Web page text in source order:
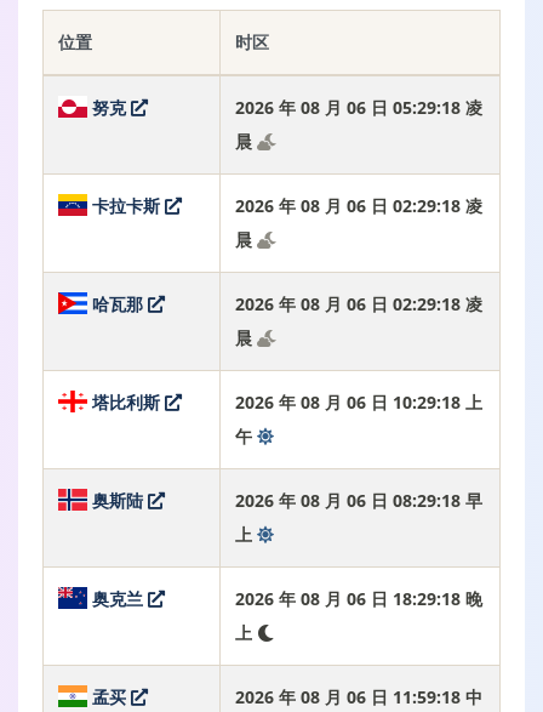
位置 时区
努克
2026 年 08 月 06 日 05:29:19 凌
晨
卡拉卡斯
2026 年 08 月 06 日 02:29:19 凌
晨
哈瓦那
2026 年 08 月 06 日 02:29:19 凌
晨
塔比利斯
2026 年 08 月 06 日 10:29:19 上
午
奥斯陆
2026 年 08 月 06 日 08:29:19 早
上
奥克兰
2026 年 08 月 06 日 18:29:19 晚
上
孟买
2026 年 08 月 06 日 11:59:19 中